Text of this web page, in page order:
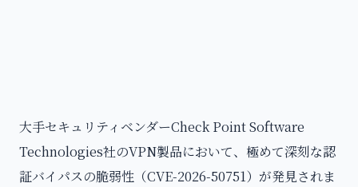
大手セキュリティベンダーCheck Point Software
Technologies社のVPN製品において、極めて深刻な認
証バイパスの脆弱性（CVE-2026-50751）が発見されま